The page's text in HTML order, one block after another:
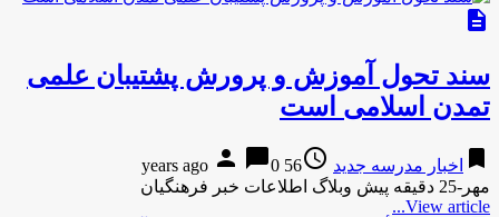
description
سند تحول آموزش و پرورش پشتیبان علمی
تمدن اسلامی است
bookmark اخبار مدرسه جدید access_time
56 years ago
person chat_bubble0
مهر-25 دقیقه پیش وبلاگ اطلاعات خبر فرهنگیان
View article...